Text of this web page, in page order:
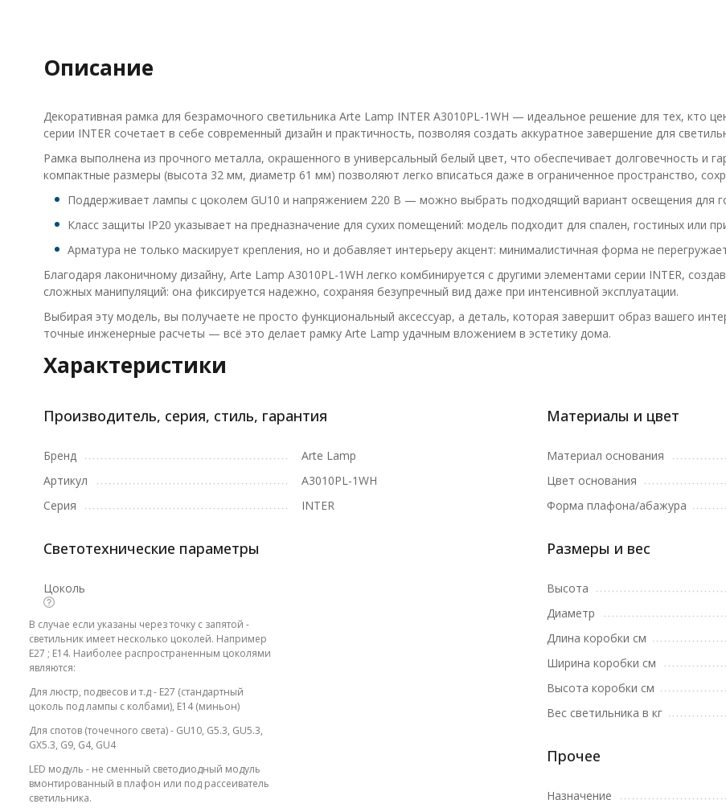
Описание
Декоративная рамка для безрамочного светильника Arte Lamp INTER A3010PL-1WH — идеальное решение для тех, кто
серии INTER сочетает в себе современный дизайн и практичность, позволяя создать аккуратное завершение для
Рамка выполнена из прочного металла, окрашенного в универсальный белый цвет, что обеспечивает долговечность и
компактные размеры (высота 32 мм, диаметр 61 мм) позволяют легко вписаться даже в ограниченное пространство,
Поддерживает лампы с цоколем GU10 и напряжением 220 В — можно выбрать подходящий вариант освещения для
Класс защиты IP20 указывает на предназначение для сухих помещений: модель подходит для спален, гостиных или
Арматура не только маскирует крепления, но и добавляет интерьеру акцент: минималистичная форма не
Благодаря лаконичному дизайну, Arte Lamp A3010PL-1WH легко комбинируется с другими элементами серии INTER,
сложных манипуляций: она фиксируется надежно, сохраняя безупречный вид даже при интенсивной эксплуатации.
Выбирая эту модель, вы получаете не просто функциональный аксессуар, а деталь, которая завершит образ вашего
точные инженерные расчеты — всё это делает рамку Arte Lamp удачным вложением в эстетику дома.
Характеристики
Производитель, серия, стиль, гарантия
Бренд
Arte Lamp
Артикул
A3010PL-1WH
Серия
INTER
Светотехнические параметры
Цоколь
В случае если указаны через точку с запятой -
светильник имеет несколько цоколей. Например
E27 ; E14. Наиболее распространенным цоколями
являются:
Для люстр, подвесов и т.д - E27 (стандартный
цоколь под лампы с колбами), E14 (миньон)
Для спотов (точечного света) - GU10, G5.3, GU5.3,
GX5.3, G9, G4, GU4
LED модуль - не сменный светодиодный модуль
вмонтированный в плафон или под рассеиватель
светильника.
Материалы и цвет
Материал основания
Цвет основания
Форма плафона/абажура
Размеры и вес
Высота
Диаметр
Длина коробки см
Ширина коробки см
Высота коробки см
Вес светильника в кг
Прочее
Назначение